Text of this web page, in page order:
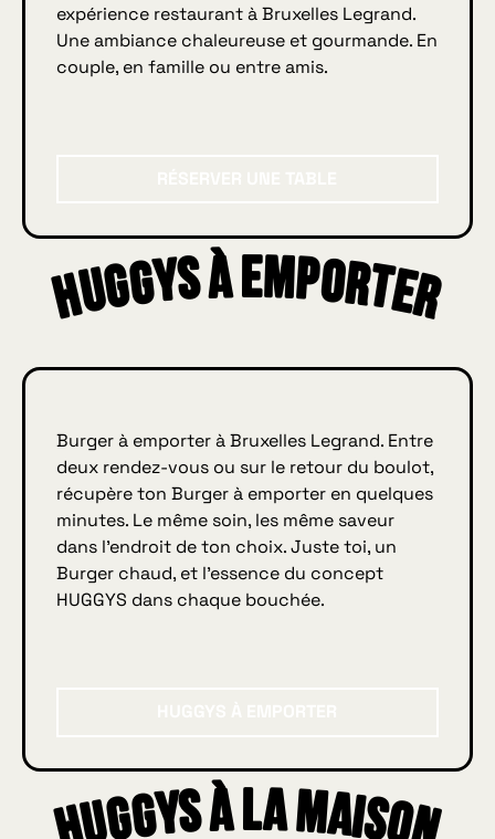
expérience restaurant à Bruxelles Legrand.
Une ambiance chaleureuse et gourmande. En
couple, en famille ou entre amis.
Huggys à emporter
Burger à emporter à Bruxelles Legrand. Entre
deux rendez-vous ou sur le retour du boulot,
récupère ton Burger à emporter en quelques
minutes. Le même soin, les même saveur
dans l’endroit de ton choix. Juste toi, un
Burger chaud, et l’essence du concept
HUGGYS dans chaque bouchée.
Huggys à la maison